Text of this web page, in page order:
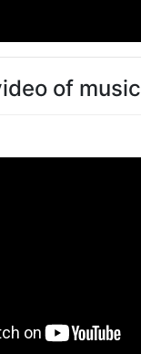
of music